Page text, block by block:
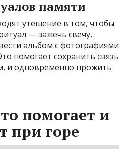
памяти
утешение в том, чтобы
— зажечь свечу,
альбом с фотографиями
помогает сохранить связь
и одновременно прожить
помогает и
при горе